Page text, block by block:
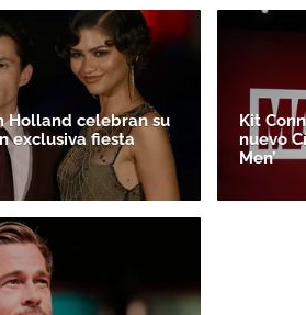
Holland celebran su
exclusiva fiesta
Kit
nuevo
Men’